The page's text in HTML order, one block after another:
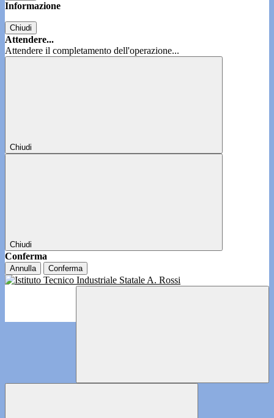
Informazione
Chiudi
Attendere...
Attendere il completamento dell'operazione...
Chiudi
Chiudi
Conferma
Annulla Conferma